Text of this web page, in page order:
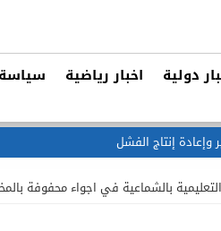
دولية اخبار رياضية سياسة
بالشماعية في اجواء محفوفة